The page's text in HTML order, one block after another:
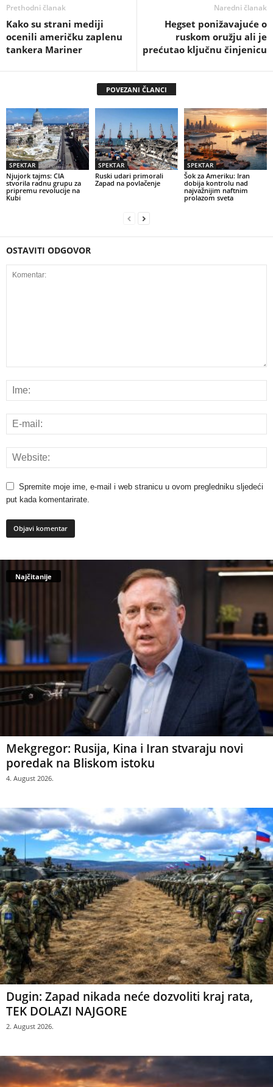
Prethodni članak
Kako su strani mediji
ocenili američku zaplenu
tankera Mariner
Naredni članak
Hegset ponižavajuće o
ruskom oružju ali je
prećutao ključnu činjenicu
POVEZANI ČLANCI
SPEKTAR
Njujork tajms: CIA
stvorila radnu grupu za
pripremu revolucije na
Kubi
SPEKTAR
Ruski udari primorali
Zapad na povlačenje
SPEKTAR
Šok za Ameriku: Iran
dobija kontrolu nad
najvažnijim naftnim
prolazom sveta
OSTAVITI ODGOVOR
Spremite moje ime, e-mail i web stranicu u ovom pregledniku sljedeći
put kada komentarirate.
Najčitanije
Mekgregor: Rusija, Kina i Iran stvaraju novi
poredak na Bliskom istoku
4. August 2026.
Dugin: Zapad nikada neće dozvoliti kraj rata,
TEK DOLAZI NAJGORE
2. August 2026.